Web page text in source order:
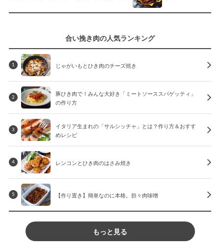
合い挽き肉の人気ランキング
1 じゃがいもとひき肉のチーズ焼き
2
豚ひき肉で！みんな大好き「ミートソーススパゲッティ」
の作り方
3
イタリア生まれの「サルシッチャ」とは？作り方＆おすす
めレシピ
4 レンコンとひき肉のはさみ焼き
5 【作り置き】簡単なのに本格。担々肉味噌
もっと見る